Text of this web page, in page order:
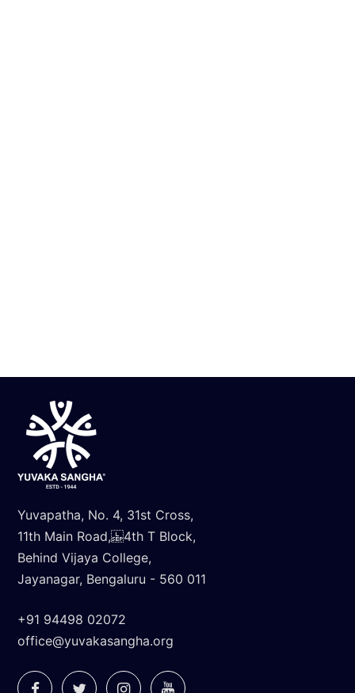
Yuvapatha, No. 4, 31st Cross,
11th Main Road, 4th T Block,
Behind Vijaya College,
Jayanagar, Bengaluru - 560 011
+91 94498 02072
office@yuvakasangha.org